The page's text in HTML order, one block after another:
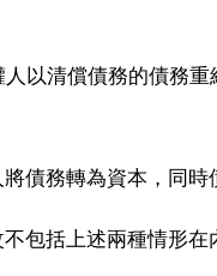
以清償債務的債務
債務轉為資本，同
包括上述兩種情形